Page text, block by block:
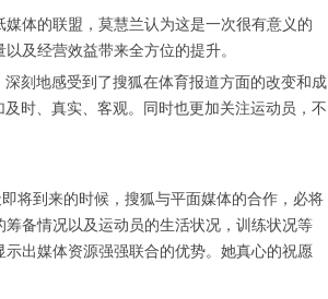
体的联盟，莫慧兰认为这是一次很有意义的
及经营效益带来全方位的提升。
刻地感受到了搜狐在体育报道方面的改变和成
时、真实、客观。同时也更加关注运动员，不
到来的时候，搜狐与平面媒体的合作，必将
备情况以及运动员的生活状况，训练状况等
出媒体资源强强联合的优势。她真心的祝愿